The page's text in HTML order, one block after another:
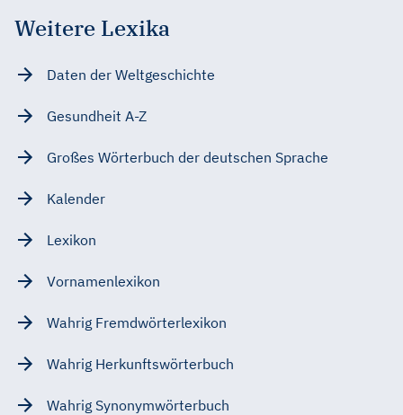
Weitere Lexika
Daten der Weltgeschichte
Gesundheit A-Z
Großes Wörterbuch der deutschen Sprache
Kalender
Lexikon
Vornamenlexikon
Wahrig Fremdwörterlexikon
Wahrig Herkunftswörterbuch
Wahrig Synonymwörterbuch